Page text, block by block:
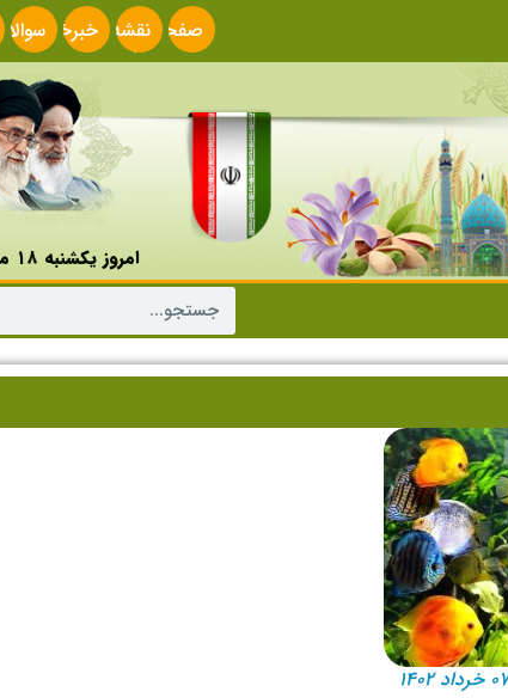
صفحه
اصلی
نقشه
سایت
خبرخوانسوالات
امروز یکشنبه ۱۸ مرداد ۱۴۰۵